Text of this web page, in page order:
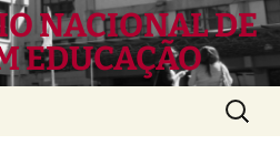
NACIONAL DE
EDUCAÇÃO
por: